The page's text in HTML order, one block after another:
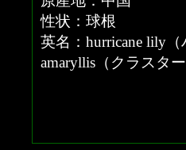
性状：球根
英名：hurricane lily
amaryllis（クラスタ